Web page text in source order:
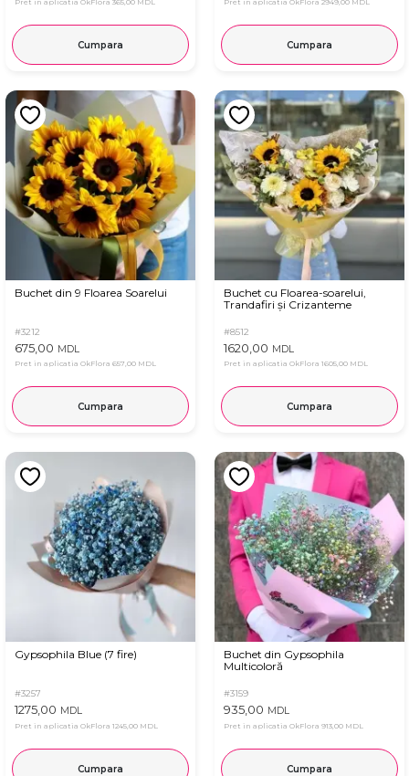
Cumpara Cumpara
Buchet din 9 Floarea Soarelui
#3212
675,00 MDL
Pret in aplicatia OkFlora 657,00 MDL
Cumpara
Buchet cu Floarea-soarelui,
Trandafiri și Crizanteme
#8512
1620,00 MDL
Pret in aplicatia OkFlora 1605,00 MDL
Cumpara
Gypsophila Blue (7 fire)
#3257
1275,00 MDL
Pret in aplicatia OkFlora 1245,00 MDL
Cumpara
Buchet din Gypsophila
Multicoloră
#3159
935,00 MDL
Pret in aplicatia OkFlora 913,00 MDL
Cumpara